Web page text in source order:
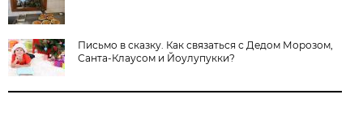
Письмо в сказку. Как связаться с Дедом Морозом,
Санта-Клаусом и Йоулупукки?